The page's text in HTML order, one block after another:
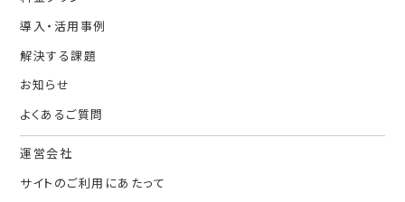
導入・活用事例
解決する課題
お知らせ
よくあるご質問
運営会社
サイトのご利用にあたって